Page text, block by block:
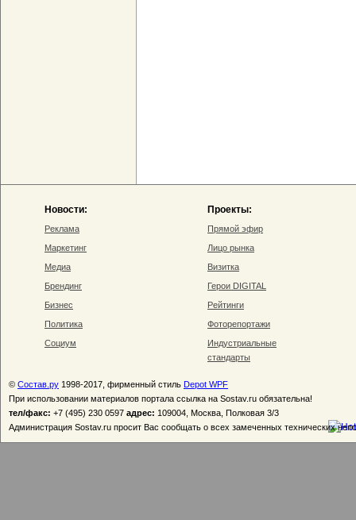
Новости:
Реклама
Маркетинг
Медиа
Брендинг
Бизнес
Политика
Социум
Проекты:
Прямой эфир
Лицо рынка
Визитка
Герои DIGITAL
Рейтинги
Фоторепортажи
Индустриальные
стандарты
© Состав.ру 1998-2017, фирменный стиль Depot WPF
При использовании материалов портала ссылка на Sostav.ru обязательна!
тел/факс: +7 (495) 230 0597 адрес: 109004, Москва, Полковая 3/3
Администрация Sostav.ru просит Вас сообщать о всех замеченных технических